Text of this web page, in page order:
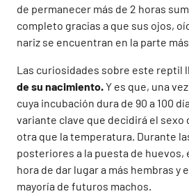
de permanecer más de 2 horas
completo gracias a que sus ojos,
nariz se encuentran en la parte
Las curiosidades sobre este reptil
de su nacimiento.Y es que, una
cuya incubación dura de 90 a 100
variante clave que decidirá el sexo
otra que la temperatura. Durante
posteriores a la puesta de huevos,
hora de dar lugar a más hembras y
mayoría de futuros machos.